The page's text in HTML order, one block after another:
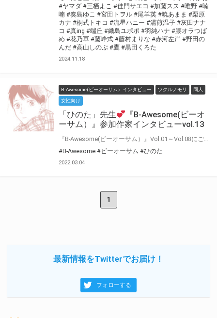
#ヤマダ #三栖よこ #佳門サエコ #加藤スス #唯野 #喃
喃 #奏島ゆこ #宮田トヲル #尾羊英 #暁あまま #栗原
カナ #桐式トキコ #流星ハニー #湯煎温子 #灰田ナナ
コ #真ing #端丘 #織島ユポポ #羽純ハナ #腰オラつば
め #花乃軍 #藤峰式 #藤村まりな #赤河左岸 #野田の
んだ #高山しのぶ #鷹 #黒田くろた
2024.11.18
B-Awesome(ビーオーサム）インタビュー ツクルノモリ 同人
女性向け
「ひのた」先生
『B-Awesome(ビーオ
ーサム）』参加作家インタビューvol.13
#B-Awesome #ビーオーサム #ひのた
2022.03.04
1
最新情報をTwitterでお届け！
フォローする